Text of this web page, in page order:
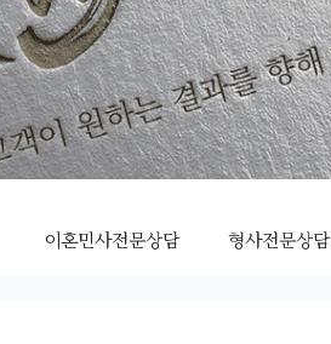
이혼민사전문상담 형사전문상담